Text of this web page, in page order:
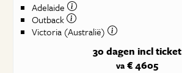
Adelaide
Outback
Victoria (Australië)
30 dagen incl ticket
va€ 4605